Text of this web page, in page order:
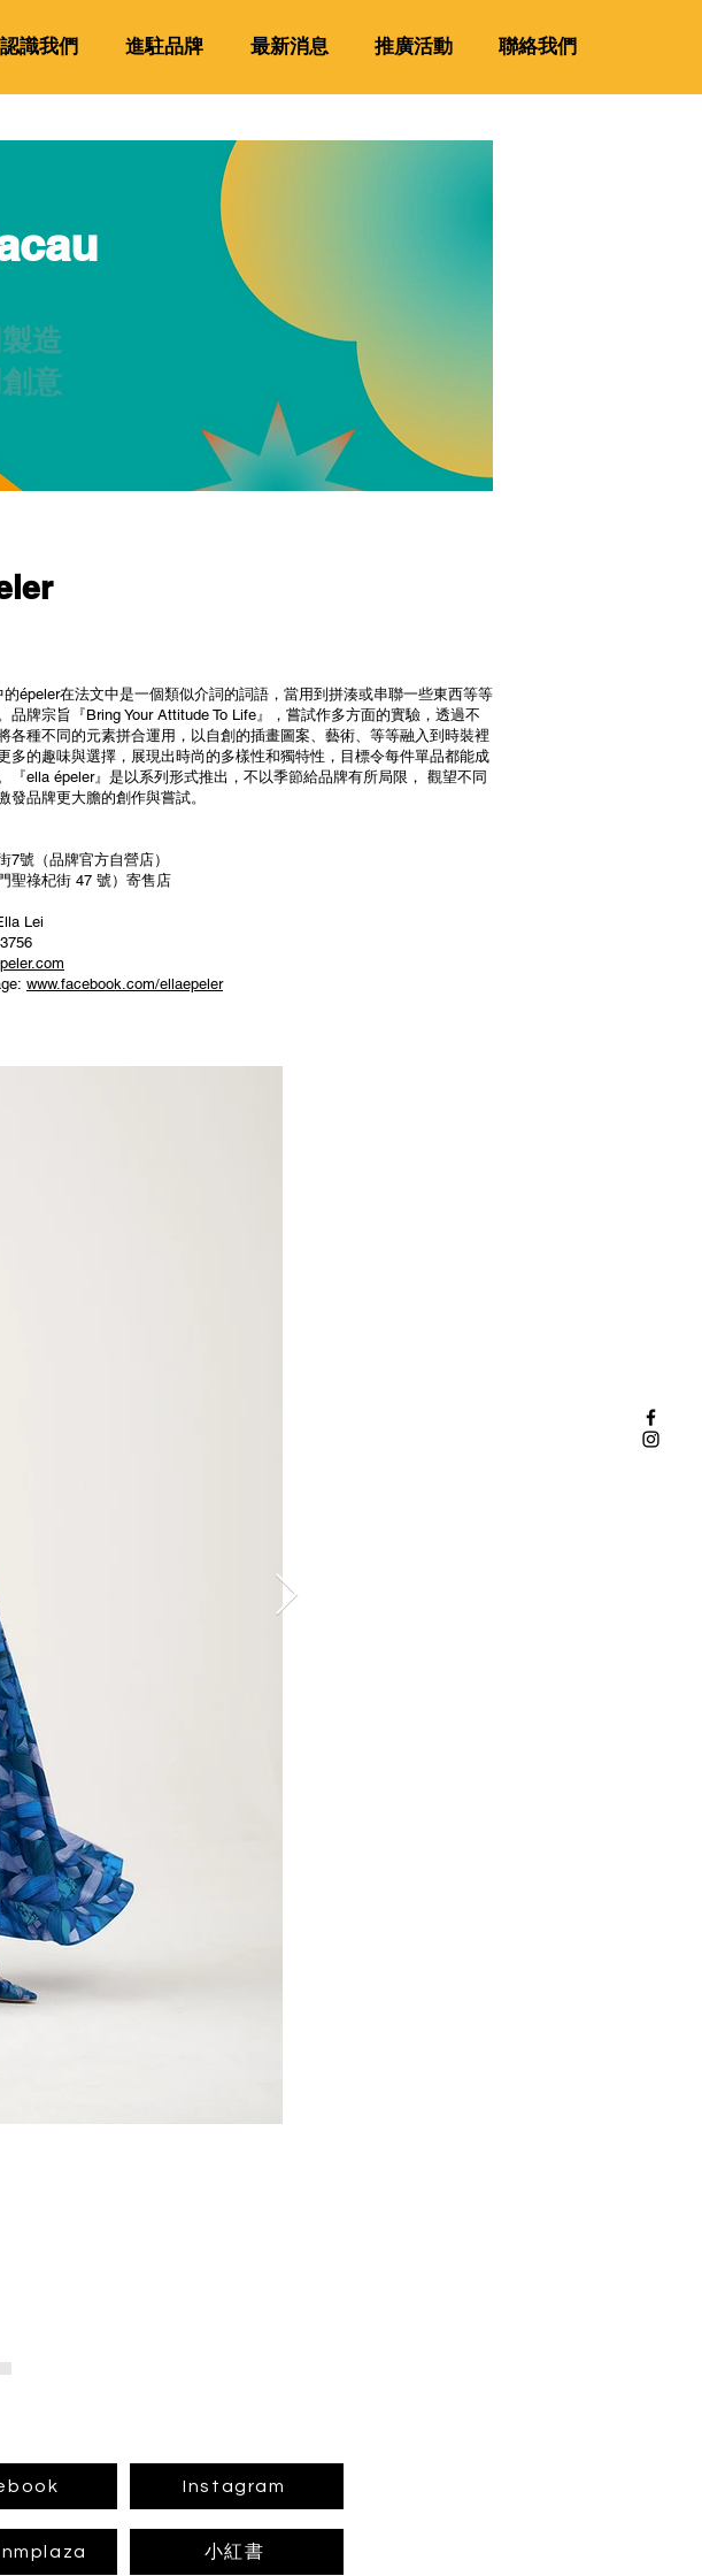
認識我們 進駐品牌 最新消息 推廣活動 聯絡我們
造
意
的épeler在法文中是一個類似介詞的詞語，當用到拼湊或串聯一些東西等等
品牌宗旨『Bring Your Attitude To Life』，嘗試作多方面的實驗，透過不
各種不同的元素拼合運用，以自創的插畫圖案、藝術、等等融入到時裝裡
多的趣味與選擇，展現出時尚的多樣性和獨特性，目標令每件單品都能成
『ella épeler』是以系列形式推出，不以季節給品牌有所局限， 觀望不同
發品牌更大膽的創作與嘗試。
7號（品牌官方自營店）
聖祿杞街 47 號）寄售店
Lei
www.facebook.com/ellaepeler
Instagram
小紅書